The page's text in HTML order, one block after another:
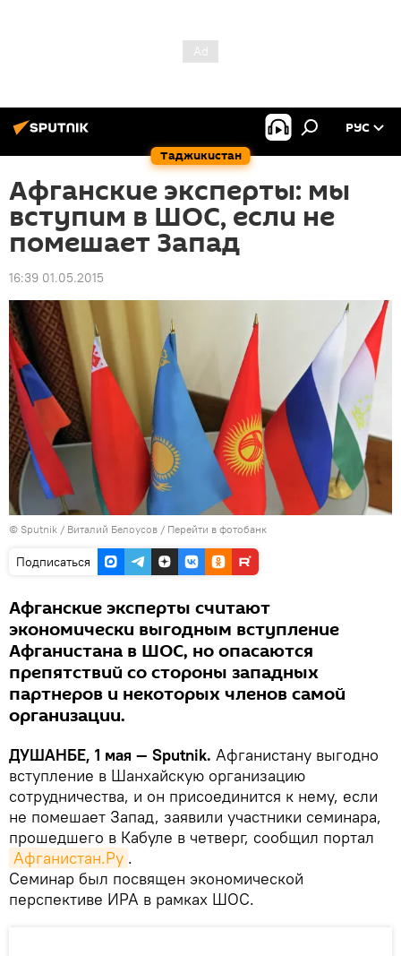
Таджикистан
РУС
Афганские эксперты: мы
вступим в ШОС, если не
помешает Запад
16:39 01.05.2015
© Sputnik / Виталий Белоусов / Перейти в фотобанк
Подписаться
Афганские эксперты считают
экономически выгодным вступление
Афганистана в ШОС, но опасаются
препятствий со стороны западных
партнеров и некоторых членов самой
организации.
ДУШАНБЕ, 1 мая — Sputnik. Афганистану выгодно
вступление в Шанхайскую организацию
сотрудничества, и он присоединится к нему, если
не помешает Запад, заявили участники семинара,
прошедшего в Кабуле в четверг, сообщил портал
Афганистан.Ру .
Семинар был посвящен экономической
перспективе ИРА в рамках ШОС.